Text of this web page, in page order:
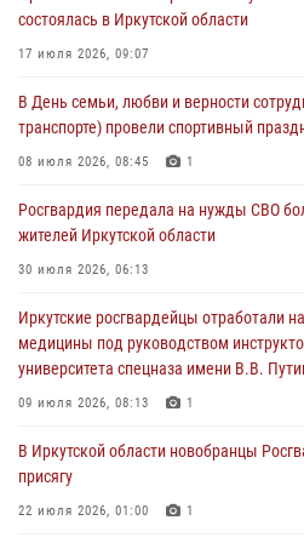
30 июля 2026, 07:37
Росгвардия передала на нужды СВО
При силовой поддержке СОБР
30 июля 2026, 04:19
В честь 10-летия Росгвардии
в ведомстве
29 июля 2026, 03:44
состоялась в Иркутской области
17 июля 2026, 09:07
В День семьи, любви и верности
транспорте) провели спортивный
08 июля 2026, 08:45 1
Росгвардия передала на нужды СВО
жителей Иркутской области
30 июля 2026, 06:13
Иркутские росгвардейцы отработали
медицины под руководством
университета спецназа имени В.В.
09 июля 2026, 08:13 1
В Иркутской области новобранцы
присягу
22 июля 2026, 01:00 1